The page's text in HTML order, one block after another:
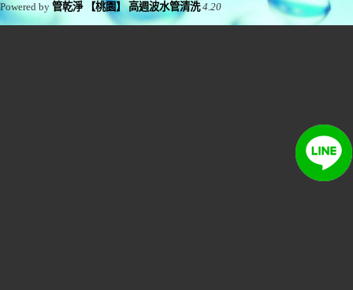
Powered by管乾淨 【桃園】 高週波水管清洗 4.20